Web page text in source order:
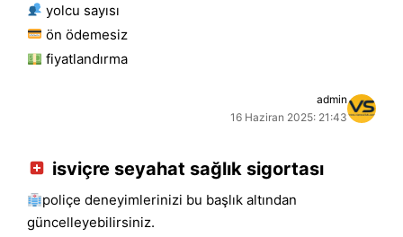
yolcu sayısı
ön ödemesiz
fiyatlandırma
admin
16 Haziran 2025: 21:43
isviçre seyahat sağlık sigortası
poliçe deneyimlerinizi bu başlık altından
güncelleyebilirsiniz.